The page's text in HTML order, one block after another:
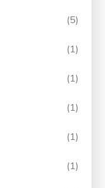
(5)
(1)
(1)
(1)
(1)
(1)